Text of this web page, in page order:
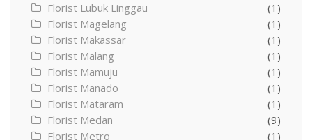
Florist Lubuk Linggau
(1)
Florist Magelang
(1)
Florist Makassar
(1)
Florist Malang
(1)
Florist Mamuju
(1)
Florist Manado
(1)
Florist Mataram
(1)
Florist Medan
(9)
Florist Metro
(1)